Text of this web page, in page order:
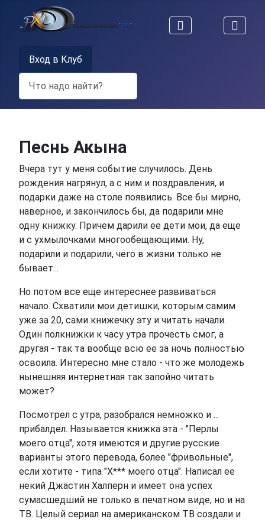
Вход в Клуб
Песнь Акына
Вчера тут у меня событие случилось. День
рождения нагрянул, а с ним и поздравления, и
подарки даже на столе появились. Все бы мирно,
наверное, и закончилось бы, да подарили мне
одну книжку. Причем дарили ее дети мои, да еще
и с ухмылочками многообещающими. Ну,
подарили и подарили, чего в жизни только не
бывает...
Но потом все еще интереснее развиваться
начало. Схватили мои детишки, которым самим
уже за 20, сами книжечку эту и читать начали.
Один полкнижки к часу утра прочесть смог, а
другая - так та вообще всю ее за ночь полностью
освоила. Интересно мне стало - что же молодежь
нынешняя интернетная так запойно читать
может?
Посмотрел с утра, разобрался немножко и ...
прибалдел. Называется книжка эта - "Перлы
моего отца", хотя имеются и другие русские
варианты этого перевода, более "фривольные",
если хотите - типа "Х*** моего отца". Написал ее
некий Джастин Халперн и имеет она успех
сумасшедший не только в печатном виде, но и на
ТВ. Целый сериал на американском ТВ создали и